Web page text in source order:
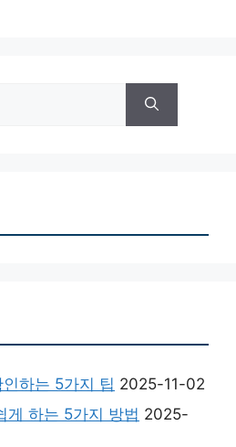
하는 5가지 팁 2025-11-02
게 하는 5가지 방법 2025-